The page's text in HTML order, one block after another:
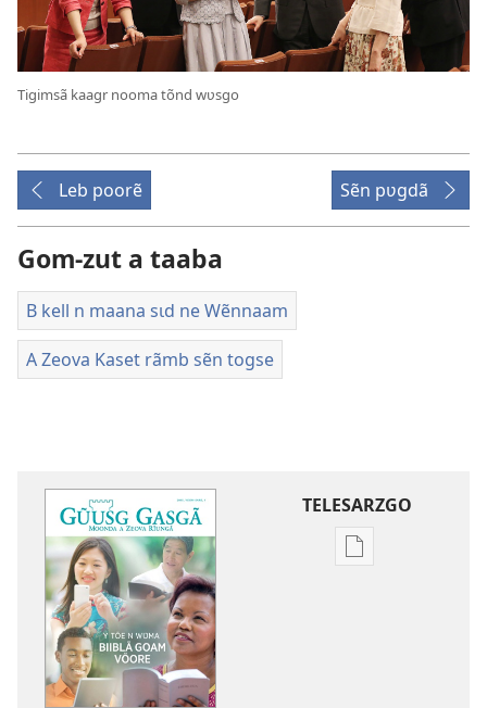
Tigimsã kaagr nooma tõnd wʋsgo
Leb poorẽ Sẽn pʋgdã
Gom-zut a taaba
B kell n maana sɩd ne Wẽnnaam
A Zeova Kaset rãmb sẽn togse
TELESARZGO
Options